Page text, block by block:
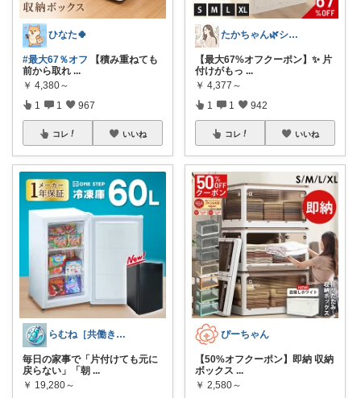
ひなた🍀
#最大67％オフ 【積み重ねても
前から取れ ...
￥ 4,380～
1 1 967
コレ いいね
らむね［共働き時短家電ナビ］
毎日の家事で「片付けても元に
戻らない」「朝 ...
￥ 19,280～
たかちゃん🌿シンプルで心地よい暮らし
【最大67%オフクーポン】✨ 片
付けがもっ ...
￥ 4,377～
1 1 942
コレ いいね
ぴーちゃん
【50%オフクーポン】即納 収納
ボックス ...
￥ 2,580～